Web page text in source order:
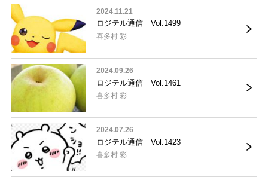
2024.11.21
ロジテル通信 Vol.1499
喜多村 彩
2024.09.26
ロジテル通信 Vol.1461
喜多村 彩
2024.07.26
ロジテル通信 Vol.1423
喜多村 彩